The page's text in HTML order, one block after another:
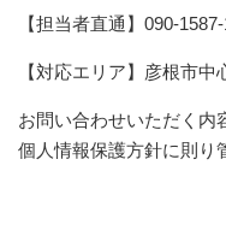
【担当者直通】090-
【対応エリア】彦根市中
お問い合わせいただく内
個人情報保護方針に則り